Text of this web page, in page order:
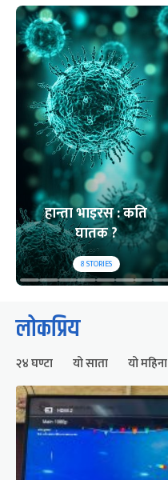
हान्ता भाइरस : कति
घातक ?
8STORIES
लोकप्रिय
२४ घण्टा यो साता यो महिना